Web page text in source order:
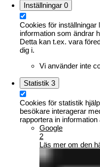
Inställningar 0
Cookies för inställningar
information som ändrar
Detta kan t.ex. vara
dig i.
Vi använder inte
Statistik 3
Cookies för statistik
besökare interagerar
rapportera in information
Google
2
Läs mer om den